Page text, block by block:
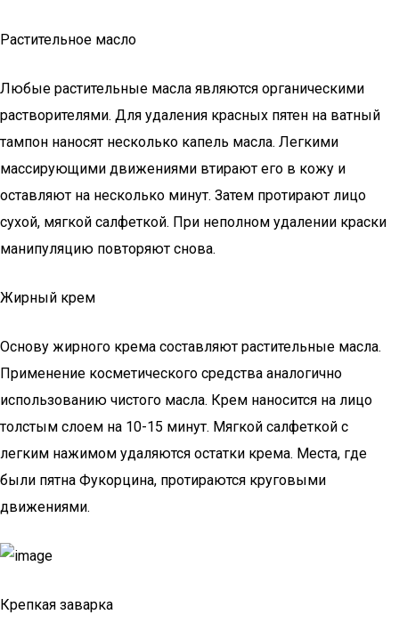
Растительное масло
Любые растительные масла являются органическими
растворителями. Для удаления красных пятен на ватный
тампон наносят несколько капель масла. Легкими
массирующими движениями втирают его в кожу и
оставляют на несколько минут. Затем протирают лицо
сухой, мягкой салфеткой. При неполном удалении краски
манипуляцию повторяют снова.
Жирный крем
Основу жирного крема составляют растительные масла.
Применение косметического средства аналогично
использованию чистого масла. Крем наносится на лицо
толстым слоем на 10-15 минут. Мягкой салфеткой с
легким нажимом удаляются остатки крема. Места, где
были пятна Фукорцина, протираются круговыми
движениями.
Крепкая заварка